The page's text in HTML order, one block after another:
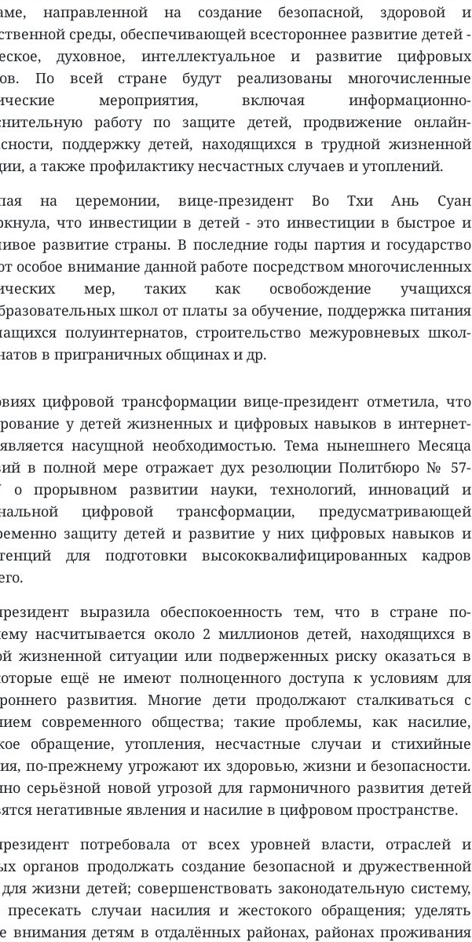
направленной на создание безопасной, здоровой и
среды, обеспечивающей всестороннее развитие детей -
духовное, интеллектуальное и развитие цифровых
По всей стране будут реализованы многочисленные
мероприятия, включая информационно-
работу по защите детей, продвижение онлайн-
поддержку детей, находящихся в трудной жизненной
а также профилактику несчастных случаев и утоплений.
на церемонии, вице-президент Во Тхи Ань Суан
что инвестиции в детей - это инвестиции в быстрое и
развитие страны. В последние годы партия и государство
особое внимание данной работе посредством многочисленных
мер, таких как освобождение учащихся
школ от платы за обучение, поддержка питания
полуинтернатов, строительство межуровневых школ-
в приграничных общинах и др.
цифровой трансформации вице-президент отметила, что
у детей жизненных и цифровых навыков в интернет-
насущной необходимостью. Тема нынешнего Месяца
в полной мере отражает дух резолюции Политбюро № 57-
о прорывном развитии науки, технологий, инноваций и
цифровой трансформации, предусматривающей
защиту детей и развитие у них цифровых навыков и
для подготовки высококвалифицированных кадров
выразила обеспокоенность тем, что в стране по-
насчитывается около 2 миллионов детей, находящихся в
жизненной ситуации или подверженных риску оказаться в
ещё не имеют полноценного доступа к условиям для
развития. Многие дети продолжают сталкиваться с
современного общества; такие проблемы, как насилие,
обращение, утопления, несчастные случаи и стихийные
по-прежнему угрожают их здоровью, жизни и безопасности.
серьёзной новой угрозой для гармоничного развития детей
негативные явления и насилие в цифровом пространстве.
потребовала от всех уровней власти, отраслей и
органов продолжать создание безопасной и дружественной
жизни детей; совершенствовать законодательную систему,
пресекать случаи насилия и жестокого обращения; уделять
внимания детям в отдалённых районах, районах проживания